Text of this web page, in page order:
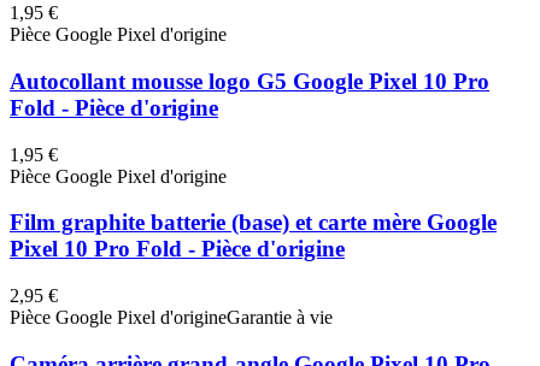
1,95 €
Pièce Google Pixel d'origine
Autocollant mousse logo G5 Google Pixel 10 Pro
Fold - Pièce d'origine
1,95 €
Pièce Google Pixel d'origine
Film graphite batterie (base) et carte mère Google
Pixel 10 Pro Fold - Pièce d'origine
2,95 €
Pièce Google Pixel d'origineGarantie à vie